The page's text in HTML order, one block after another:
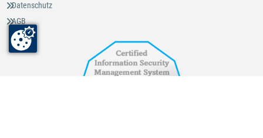
Datenschutz
AGB